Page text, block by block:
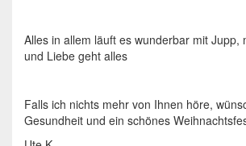
Alles in allem läuft es wunderbar mit Jupp,
und Liebe geht alles
Falls ich nichts mehr von Ihnen höre,
Gesundheit und ein schönes